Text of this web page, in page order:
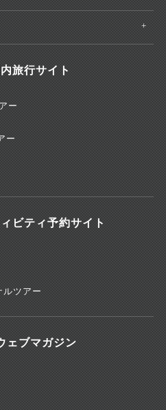
旅行サイト
ー
ー
ビティ予約サイト
ルツアー
ェブマガジン